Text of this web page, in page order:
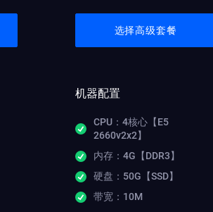
选择高级套餐
机器配置
CPU：4核心【E5
2660v2x2】
内存：4G【DDR3】
硬盘：50G【SSD】
带宽：10M